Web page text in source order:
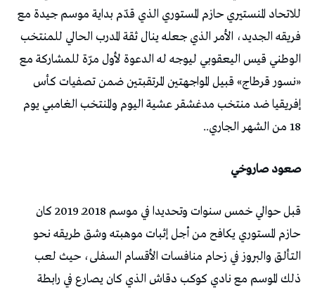
للاتحاد المنستيري حازم المستوري الذي قدّم بداية موسم جيدة مع
فريقه الجديد، الأمر الذي جعله ينال ثقة المدرب الحالي للمنتخب
الوطني قيس اليعقوبي ليوجه له الدعوة لأول مرّة للمشاركة مع
«نسور قرطاج» قبيل المواجهتين المرتقبتين ضمن تصفيات كأس
إفريقيا ضد منتخب مدغشقر عشية اليوم والمنتخب الغامبي يوم
18 من الشهر الجاري..
صعود صاروخي
قبل حوالي خمس سنوات وتحديدا في موسم 2018ـ 2019 كان
حازم المستوري يكافح من أجل إثبات موهبته وشق طريقه نحو
التألق والبروز في زحام منافسات الأقسام السفلى، حيث لعب
ذلك الموسم مع نادي كوكب دقاش الذي كان يصارع في رابطة